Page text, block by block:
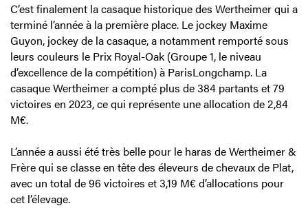
C’est finalement la casaque historique des Wertheimer qui a
terminé l’année à la première place. Le jockey Maxime
Guyon, jockey de la casaque, a notamment remporté sous
leurs couleurs le Prix Royal-Oak (Groupe 1, le niveau
d’excellence de la compétition) à ParisLongchamp. La
casaque Wertheimer a compté plus de 384 partants et 79
victoires en 2023, ce qui représente une allocation de 2,84
M€.
L’année a aussi été très belle pour le haras de Wertheimer &
Frère qui se classe en tête des éleveurs de chevaux de Plat,
avec un total de 96 victoires et 3,19 M€ d’allocations pour
cet l’élevage.